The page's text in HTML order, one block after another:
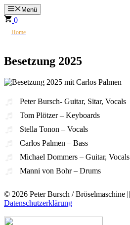
Zum
Inhalt
springen
Menü
0
Home
Besetzung 2025
Peter Bursch- Guitar, Sitar, Vocals
Tom Plötzer – Keyboards
Stella Tonon – Vocals
Carlos Palmen – Bass
Michael Dommers – Guitar, Vocals
Manni von Bohr – Drums
© 2026 Peter Bursch / Bröselmaschine ||
Datenschutzerklärung